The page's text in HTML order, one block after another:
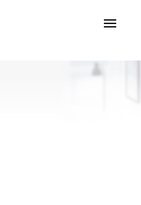
дверь в
№43 в